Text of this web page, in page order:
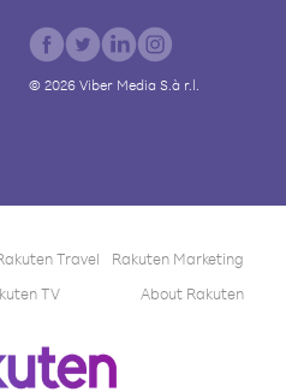
© 2026Viber Media S.à r.l.
Travel
Rakuten Marketing
TV About Rakuten